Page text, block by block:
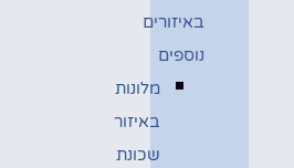
באיזורים
נוספים
מלונות
באיזור
שכונת